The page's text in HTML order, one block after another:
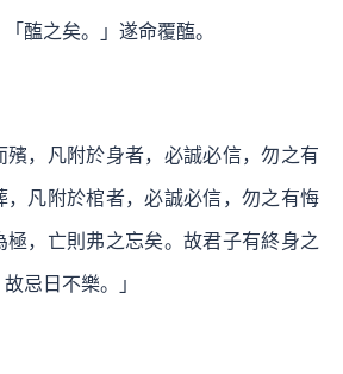
醢之矣。」遂命覆醢。
殯，凡附於身者，必誠必信，勿之有
，凡附於棺者，必誠必信，勿之有悔
極，亡則弗之忘矣。故君子有終身之
忌日不樂。」